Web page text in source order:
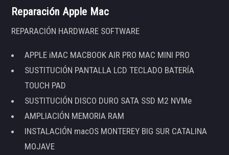
Reparación Apple Mac
REPARACIÓN HARDWARE SOFTWARE
APPLE iMAC MACBOOK AIR PRO MAC MINI PRO
SUSTITUCIÓN PANTALLA LCD TECLADO BATERÍA
TOUCH PAD
SUSTITUCIÓN DISCO DURO SATA SSD M2 NVMe
AMPLIACIÓN MEMORIA RAM
INSTALACIÓN macOS MONTEREY BIG SUR CATALINA
MOJAVE